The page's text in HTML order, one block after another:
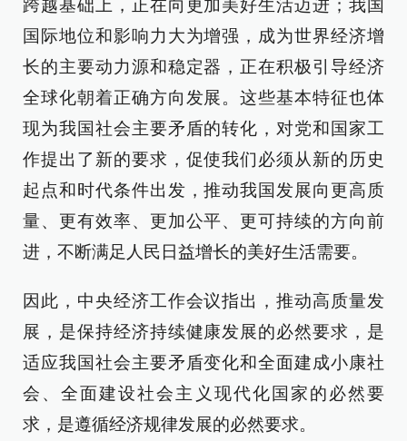
跨越基础上，正在向更加美好生活迈进；我国
国际地位和影响力大为增强，成为世界经济增
长的主要动力源和稳定器，正在积极引导经济
全球化朝着正确方向发展。这些基本特征也体
现为我国社会主要矛盾的转化，对党和国家工
作提出了新的要求，促使我们必须从新的历史
起点和时代条件出发，推动我国发展向更高质
量、更有效率、更加公平、更可持续的方向前
进，不断满足人民日益增长的美好生活需要。
因此，中央经济工作会议指出，推动高质量发
展，是保持经济持续健康发展的必然要求，是
适应我国社会主要矛盾变化和全面建成小康社
会、全面建设社会主义现代化国家的必然要
求，是遵循经济规律发展的必然要求。